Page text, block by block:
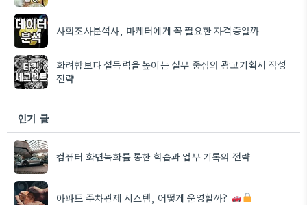
사회조사분석사, 마케터에게 꼭 필요한 자격증일까
화려함보다 설득력을 높이는 실무 중심의 광고기획서 작성
전략
인기 글
컴퓨터 화면녹화를 통한 학습과 업무 기록의 전략
아파트 주차관제 시스템, 어떻게 운영할까?